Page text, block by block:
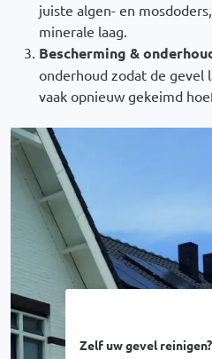
Zelf uw gevel reinigen?
juiste algen- en
minerale laag.
Bescherming &
onderhoud zodat de gevel
vaak opnieuw gekeimd
Afbeelding